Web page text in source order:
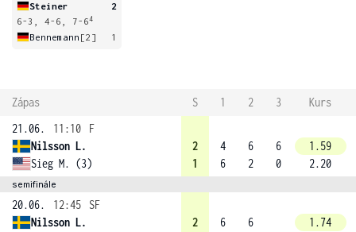
Steiner
2
6-3, 4-6, 7-64
Bennemann [2] 1
Zápas S 1 2 3
Kurs
21.06.
11:10
F
Nilsson L.
Sieg M. (3)
2
1
4
6
6
2
6
0
1.59
2.20
semifinále
20.06. 12:45
SF
Nilsson L.
2
6
6
1.74